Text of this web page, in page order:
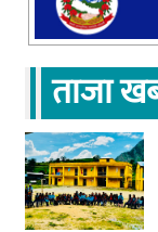
ताजा